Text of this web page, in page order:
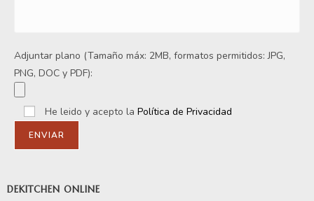
Adjuntar plano (Tamaño máx: 2MB, formatos permitidos: JPG,
PNG, DOC y PDF):
He leido y acepto la Política de Privacidad
DEKITCHEN ONLINE